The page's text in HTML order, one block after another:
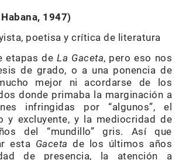
1947)
poetisa y crítica de literatura
etapas deLa Gaceta, pero eso nos
de grado, o a una ponencia de
mejor ni acordarse de los
donde primaba la marginación a
infringidas por “algunos”, el
y excluyente, y la mediocridad de
del “mundillo” gris. Así que
esta Gaceta de los últimos años
de presencia, la atención a